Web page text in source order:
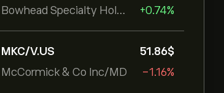
Bowhead Specialty Holdings Inc
+0.74%
MKC/V.US
McCormick & Co Inc/MD
51.86‎$‎
-1.16%